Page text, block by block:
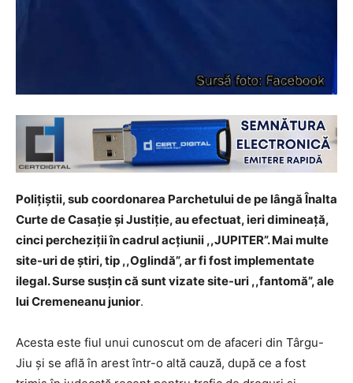
Polițiștii, sub coordonarea Parchetului de pe lângă Înalta
Curte de Casație și Justiție, au efectuat, ieri dimineață,
cinci percheziții în cadrul acțiunii ,,JUPITER”. Mai multe
site-uri de știri, tip ,,Oglindă”, ar fi fost implementate
ilegal. Surse susțin că sunt vizate site-uri ,,fantomă”, ale
lui Cremeneanu junior.
Acesta este fiul unui cunoscut om de afaceri din Târgu-
Jiu și se află în arest într-o altă cauză, după ce a fost